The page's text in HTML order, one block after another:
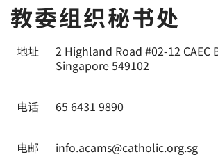
教委组织秘书处
地址
2 Highland Road #02-12 CAEC
Singapore 549102
电话 65 6431 9890
电邮 info.acams@catholic.org.sg